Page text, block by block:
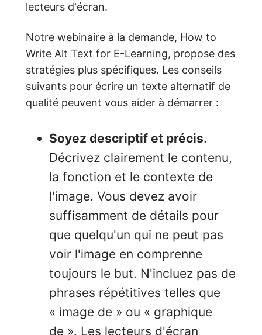
lecteurs d'écran.
Notre webinaire à la demande, How to
Write Alt Text for E-Learning, propose des
stratégies plus spécifiques. Les conseils
suivants pour écrire un texte alternatif de
qualité peuvent vous aider à démarrer :
Soyez descriptif et précis.
Décrivez clairement le contenu,
la fonction et le contexte de
l'image. Vous devez avoir
suffisamment de détails pour
que quelqu'un qui ne peut pas
voir l'image en comprenne
toujours le but. N'incluez pas de
phrases répétitives telles que
« image de » ou « graphique
de ». Les lecteurs d'écran